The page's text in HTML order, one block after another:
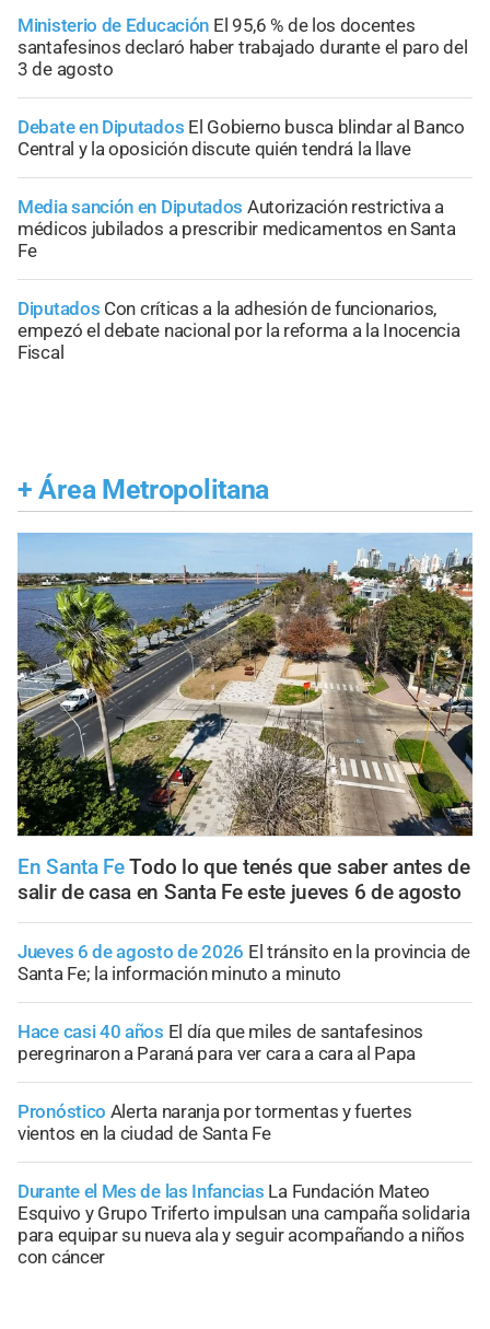
Ministerio de Educación El 95,6 % de los docentes
santafesinos declaró haber trabajado durante el paro del
3 de agosto
Debate en Diputados El Gobierno busca blindar al Banco
Central y la oposición discute quién tendrá la llave
Media sanción en Diputados Autorización restrictiva a
médicos jubilados a prescribir medicamentos en Santa
Fe
Diputados Con críticas a la adhesión de funcionarios,
empezó el debate nacional por la reforma a la Inocencia
Fiscal
+ Área Metropolitana
En Santa Fe Todo lo que tenés que saber antes de
salir de casa en Santa Fe este jueves 6 de agosto
Jueves 6 de agosto de 2026 El tránsito en la provincia de
Santa Fe; la información minuto a minuto
Hace casi 40 años El día que miles de santafesinos
peregrinaron a Paraná para ver cara a cara al Papa
Pronóstico Alerta naranja por tormentas y fuertes
vientos en la ciudad de Santa Fe
Durante el Mes de las Infancias La Fundación Mateo
Esquivo y Grupo Triferto impulsan una campaña solidaria
para equipar su nueva ala y seguir acompañando a niños
con cáncer